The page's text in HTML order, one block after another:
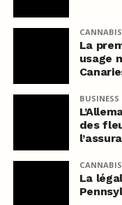
La
usage
BUSINESS
des
La